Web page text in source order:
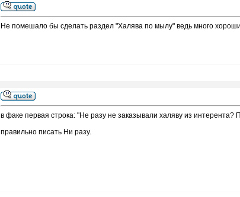
Не помешало бы сделать раздел "Халява по мылу" ведь много
в факе первая строка: "Не разу не заказывали халяву из
правильно писать Ни разу.